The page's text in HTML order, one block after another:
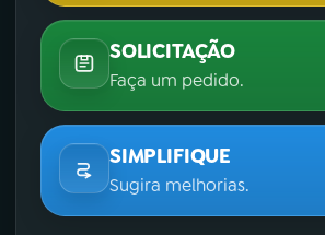
SOLICITAÇÃO
Faça um pedido.
SIMPLIFIQUE
Sugira melhorias.